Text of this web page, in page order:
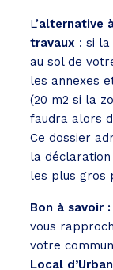
L’alternative
travaux : si la
au sol de
les annexes
(20 m2 si la
faudra alors
Ce dossier
la
les plus gros
Bon à savoir :
vous
votre
Local